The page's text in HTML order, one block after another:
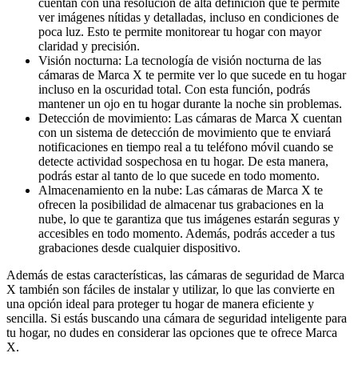
cuentan con una resolución de alta definición que te permite
ver imágenes nítidas y detalladas, incluso en condiciones de
poca luz. Esto te permite monitorear tu hogar con mayor
claridad y precisión.
Visión nocturna: La tecnología de visión nocturna de las
cámaras de Marca X te permite ver lo que sucede en tu hogar
incluso en la oscuridad total. Con esta función, podrás
mantener un ojo en tu hogar durante la noche sin problemas.
Detección de movimiento: Las cámaras de Marca X cuentan
con un sistema de detección de movimiento que te enviará
notificaciones en tiempo real a tu teléfono móvil cuando se
detecte actividad sospechosa en tu hogar. De esta manera,
podrás estar al tanto de lo que sucede en todo momento.
Almacenamiento en la nube: Las cámaras de Marca X te
ofrecen la posibilidad de almacenar tus grabaciones en la
nube, lo que te garantiza que tus imágenes estarán seguras y
accesibles en todo momento. Además, podrás acceder a tus
grabaciones desde cualquier dispositivo.
Además de estas características, las cámaras de seguridad de Marca
X también son fáciles de instalar y utilizar, lo que las convierte en
una opción ideal para proteger tu hogar de manera eficiente y
sencilla. Si estás buscando una cámara de seguridad inteligente para
tu hogar, no dudes en considerar las opciones que te ofrece Marca
X.